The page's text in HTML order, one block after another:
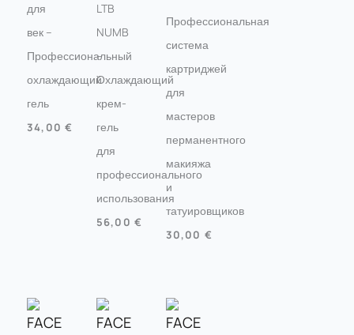
для
век –
Профессиональный
охлаждающий
гель
34,00€
LTB
NUMB
–
Охлаждающий
крем-
гель
для
профессионального
использования
56,00 €
Профессиональная
система
картриджей
для
мастеров
перманентного
макияжа
и
татуировщиков
30,00 €